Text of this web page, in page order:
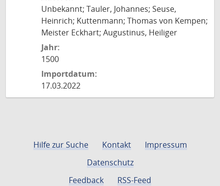
Unbekannt; Tauler, Johannes; Seuse,
Heinrich; Kuttenmann; Thomas von Kempen;
Meister Eckhart; Augustinus, Heiliger
Jahr:
1500
Importdatum:
17.03.2022
Hilfe zur Suche Kontakt
Impressum
Datenschutz
Feedback
RSS-Feed